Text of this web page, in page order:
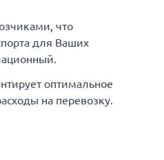
что
для Ваших
оптимальное
на перевозку.